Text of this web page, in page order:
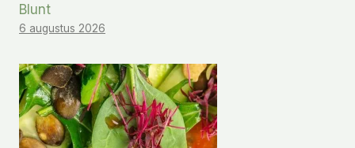
Blunt
6 augustus 2026